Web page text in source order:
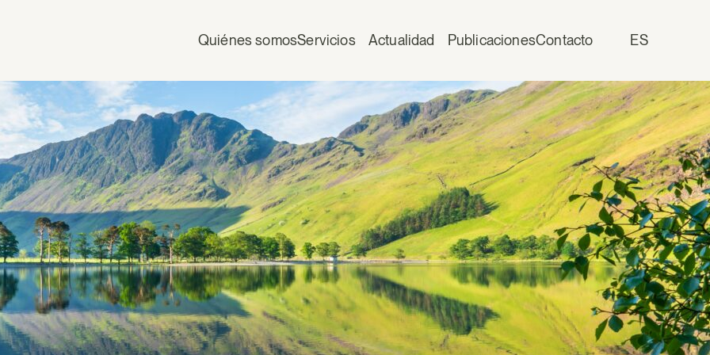
Quiénes somosServicios Actualidad PublicacionesContacto ES